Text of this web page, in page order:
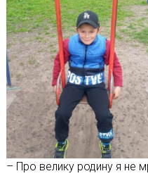
– Про велику родину я не